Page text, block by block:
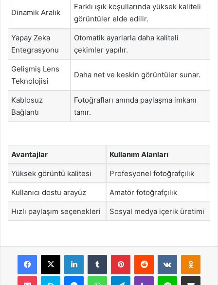
Dinamik Aralık
Farklı ışık koşullarında yüksek kaliteli
görüntüler elde edilir.
Yapay Zeka
Entegrasyonu
Otomatik ayarlarla daha kaliteli
çekimler yapılır.
Gelişmiş Lens
Teknolojisi
Daha net ve keskin görüntüler sunar.
Kablosuz
Bağlantı
Fotoğrafları anında paylaşma imkanı
tanır.
Avantajlar Kullanım Alanları
Yüksek görüntü kalitesi Profesyonel fotoğrafçılık
Kullanıcı dostu arayüz Amatör fotoğrafçılık
Hızlı paylaşım seçenekleri Sosyal medya içerik üretimi
Facebook
X LinkedInTumblr PinterestReddit VKontakte
Pocket Skype MessengerWhatsAppTelegramViber Line E-Posta ile